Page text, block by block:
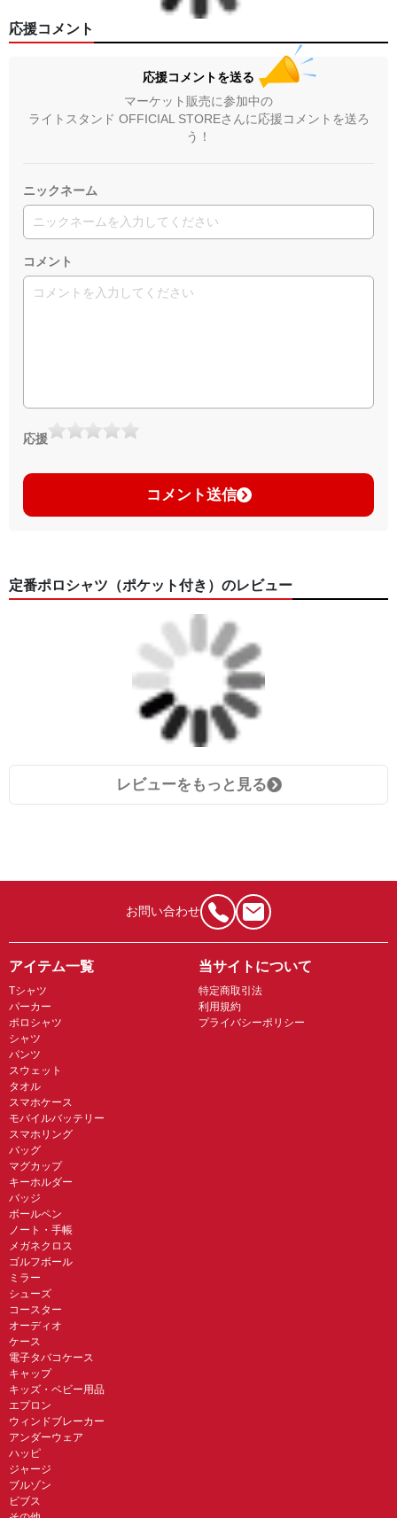
応援コメント
応援コメントを送る
マーケット販売に参加中の
ライトスタンド OFFICIAL STOREさんに応援コメントを送ろ
う！
ニックネーム
コメント
応援
コメント送信
定番ポロシャツ（ポケット付き）のレビュー
レビューをもっと見る
お問い合わせ
アイテム一覧
Tシャツ
パーカー
ポロシャツ
シャツ
パンツ
スウェット
タオル
スマホケース
モバイルバッテリー
スマホリング
バッグ
マグカップ
キーホルダー
バッジ
ボールペン
ノート・手帳
メガネクロス
ゴルフボール
ミラー
シューズ
コースター
オーディオ
ケース
電子タバコケース
キャップ
キッズ・ベビー用品
エプロン
ウィンドブレーカー
アンダーウェア
ハッピ
ジャージ
ブルゾン
ビブス
当サイトについて
特定商取引法
利用規約
プライバシーポリシー